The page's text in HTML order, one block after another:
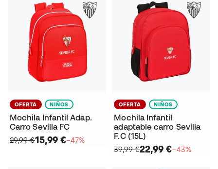
OFERTA NIÑOS
Mochila Infantil Adap.
Carro Sevilla FC
29,99 €15,99 €−47%
OFERTA NIÑOS
Mochila Infantil
adaptable carro Sevilla
F.C (15L)
39,99 €22,99 €−43%